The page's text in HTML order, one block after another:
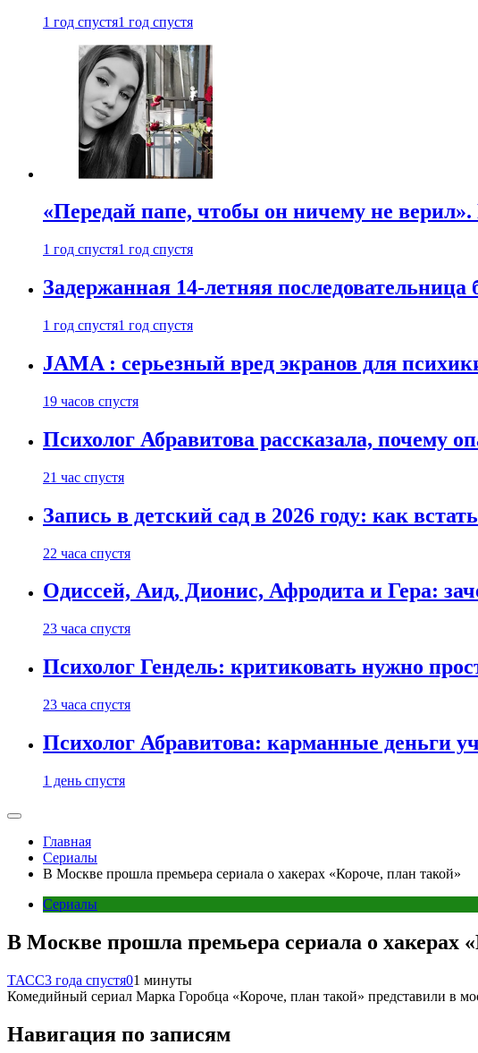
1 год спустя1 год спустя
«Передай папе, чтобы он ничему не
1 год спустя1 год спустя
Задержанная 14-летняя
1 год спустя1 год спустя
JAMA : серьезный вред экранов для
19 часов спустя
Психолог Абравитова рассказала, почему
21 час спустя
Запись в детский сад в 2026 году: как
22 часа спустя
Одиссей, Аид, Дионис, Афродита и Гера:
23 часа спустя
Психолог Гендель: критиковать нужно
23 часа спустя
Психолог Абравитова: карманные деньги
1 день спустя
Главная
Сериалы
В Москве прошла премьера сериала о хакерах «Короче, план такой»
Сериалы
В Москве прошла премьера сериала о хакерах
ТАСС3 года спустя01 минуты
Комедийный сериал Марка Горобца «Короче, план такой» представили в
Навигация по записям